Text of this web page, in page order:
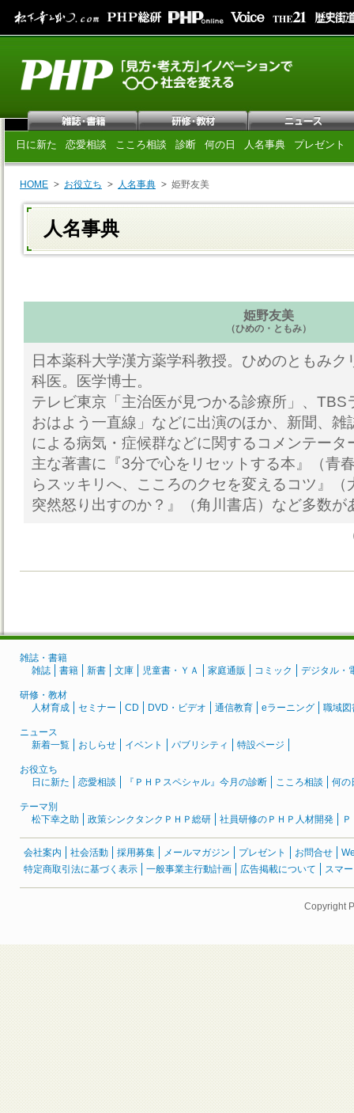
日に新た 恋愛相談 こころ相談 診断 何の日 人名事典 プレゼント
HOME お役立ち 人名事典 姫野友美
人名事典
姫野友美
（ひめの・ともみ）
日本薬科大学漢方薬学科教授。ひめのともみ
科医。医学博士。
テレビ東京「主治医が見つかる診療所」、TBS
おはよう一直線」などに出演のほか、新聞、雑
による病気・症候群などに関するコメンテータ
主な著書に『3分で心をリセットする本』（青
らスッキリへ、こころのクセを変えるコツ』（
突然怒り出すのか？』（角川書店）など多数が
雑誌・書籍
雑誌
書籍 新書 文庫 児童書・ＹＡ 家庭通販 コミック デジタル・
研修・教材
人材育成
セミナー CD DVD・ビデオ 通信教育 eラーニング 職域図
ニュース
新着一覧
おしらせ イベント パブリシティ 特設ページ
お役立ち
日に新た
恋愛相談 『ＰＨＰスペシャル』今月の診断 こころ相談 何の
テーマ別
松下幸之助
政策シンクタンクＰＨＰ総研 社員研修のＰＨＰ人材開発
会社案内 社会活動 採用募集 メールマガジン プレゼント お問合せ
特定商取引法に基づく表示
一般事業主行動計画 広告掲載について スマ
Copyright